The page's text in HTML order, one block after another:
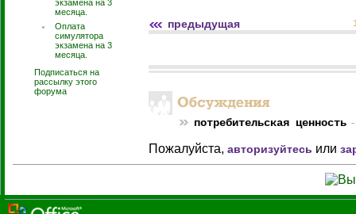
экзамена на 3
месяца.
Оплата
симулятора
экзамена на 3
месяца.
Подписаться на
рассылку этого
форума
предыдущая
потребительская ценность
Пожалуйста, авторизуйтесь или